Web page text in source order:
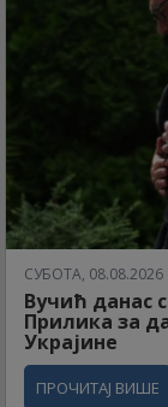
СУБОТА,
Вучић данас
Прилика за
Украјине
ПРОЧИТАЈ ВИШЕ